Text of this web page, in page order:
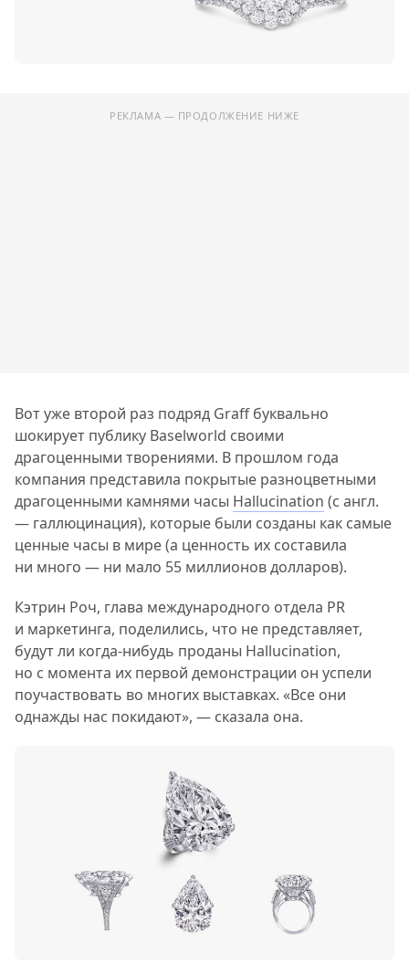
РЕКЛАМА — ПРОДОЛЖЕНИЕ НИЖЕ
Вот уже второй раз подряд Graff буквально
шокирует публику Baselworld своими
драгоценными творениями. В прошлом года
компания представила покрытые разноцветными
драгоценными камнями часы Hallucination (с англ.
— галлюцинация), которые были созданы как самые
ценные часы в мире (а ценность их составила
ни много — ни мало 55 миллионов долларов).
Кэтрин Роч, глава международного отдела PR
и маркетинга, поделились, что не представляет,
будут ли когда-нибудь проданы Hallucination,
но с момента их первой демонстрации он успели
поучаствовать во многих выставках. «Все они
однажды нас покидают», — сказала она.